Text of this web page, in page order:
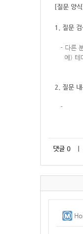
[질문 양식]
1. 질문
- 다른
예) 테
2. 질문
-
댓글 0